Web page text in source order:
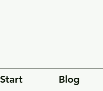
Start Blog